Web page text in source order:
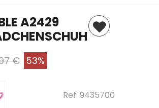
A2429
€ 53%
Ref: 9435700